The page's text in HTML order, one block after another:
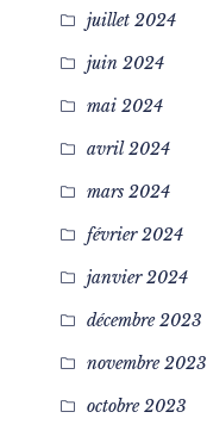
juillet 2024
juin 2024
mai 2024
avril 2024
mars 2024
février 2024
janvier 2024
décembre 2023
novembre 2023
octobre 2023